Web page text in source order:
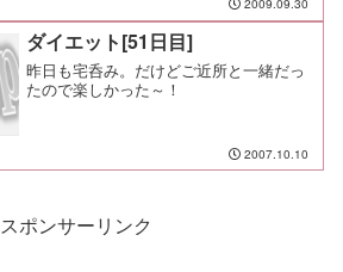
汗で濡れてるのかわからん状態だな（笑
ダイエット[51日目]
昨日も宅呑み。だけどご近所と一緒だっ
たので楽しかった～！
2007.10.10
スポンサーリンク